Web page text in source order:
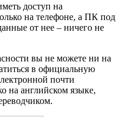
доступ на
на телефоне, а ПК под
от нее – ничего не
вы не можете ни на
в официальную
почти
на английском языке,